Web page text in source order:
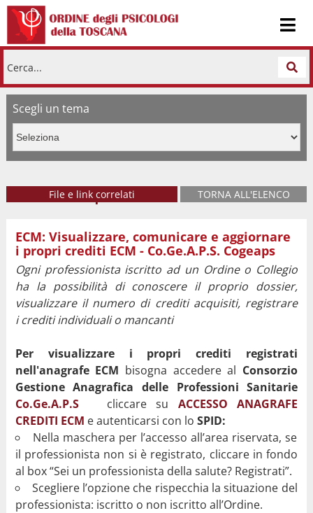
Cerca...
Scegli un tema
Come fare per TORNA ALL'ELENCO
File e link correlati
Modulo di Autocertificazione tutoraggio
Guida crediti ECM per autoformazione
Modulo di Certificazione Ente o Scuola di specializzazione
per tutor
Modulo di Autocertificazione esenzioni
Modulo di Autocertificazione formazione all'estero
Modulo di Autocertificazione autoformazione
Co.Ge.A.P.S. (Consorzio Gestione Anagrafica delle Professioni
Sanitarie)
ECM: Visualizzare, comunicare e aggiornare
i propri crediti ECM - Co.Ge.A.P.S. Cogeaps
Ogni professionista iscritto ad un Ordine o Collegio
ha la possibilità di conoscere il proprio dossier,
visualizzare il numero di crediti acquisiti, registrare
i crediti individuali o mancanti
Per visualizzare i propri crediti registrati
nell'anagrafe ECM bisogna accedere al Consorzio
Gestione Anagrafica delle Professioni Sanitarie
Co.Ge.A.P.S
cliccare su
ACCESSO ANAGRAFE
CREDITI ECM e autenticarsi con lo SPID:
Nella maschera per l’accesso all’area riservata, se
il professionista non si è registrato, cliccare in fondo
al box “Sei un professionista della salute? Registrati”.
Scegliere l’opzione che rispecchia la situazione del
professionista: iscritto o non iscritto all’Ordine.